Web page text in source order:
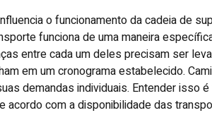
o funcionamento da cadeia de
funciona de uma maneira
entre cada um deles precisam ser
em um cronograma estabelecido.
demandas individuais. Entender isso
acordo com a disponibilidade das